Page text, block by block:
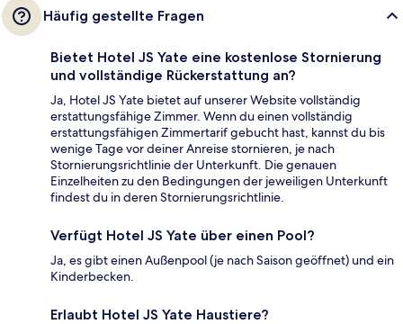
Häufig gestellte Fragen
Bietet Hotel JS Yate eine kostenlose Stornierung
und vollständige Rückerstattung an?
Ja, Hotel JS Yate bietet auf unserer Website vollständig
erstattungsfähige Zimmer. Wenn du einen vollständig
erstattungsfähigen Zimmertarif gebucht hast, kannst du bis
wenige Tage vor deiner Anreise stornieren, je nach
Stornierungsrichtlinie der Unterkunft. Die genauen
Einzelheiten zu den Bedingungen der jeweiligen Unterkunft
findest du in deren Stornierungsrichtlinie.
Verfügt Hotel JS Yate über einen Pool?
Ja, es gibt einen Außenpool (je nach Saison geöffnet) und ein
Kinderbecken.
Erlaubt Hotel JS Yate Haustiere?